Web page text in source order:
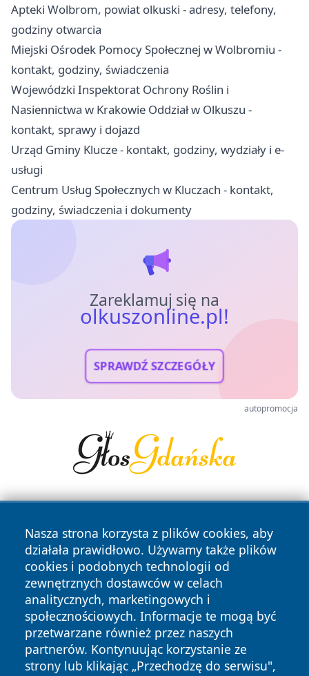
Apteki Wolbrom, powiat olkuski - adresy, telefony,
godziny otwarcia
Miejski Ośrodek Pomocy Społecznej w Wolbromiu -
kontakt, godziny, świadczenia
Wojewódzki Inspektorat Ochrony Roślin i
Nasiennictwa w Krakowie Oddział w Olkuszu -
kontakt, sprawy i dojazd
Urząd Gminy Klucze - kontakt, godziny, wydziały i e-
usługi
Centrum Usług Społecznych w Kluczach - kontakt,
godziny, świadczenia i dokumenty
Zareklamuj się na
olkuszonline.pl!
SPRAWDŹ SZCZEGÓŁY
autopromocja
Nasza strona korzysta z plików cookies, aby
działała prawidłowo. Używamy także plików
cookies i podobnych technologii od
zewnętrznych dostawców w celach
analitycznych, marketingowych i
społecznościowych. Informacje te mogą być
przetwarzane również przez naszych
partnerów. Kontynuując korzystanie ze
strony lub klikając „Przechodzę do serwisu",
Copyright © 2026 olkuszonline.pl Wszystkie prawa
zastrzeżone.
News Autorzy
Polityka
Prywatności
Polityka
Cookies